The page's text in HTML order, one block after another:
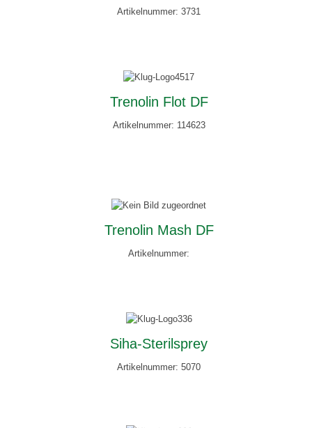
Artikelnummer: 3731
Trenolin Flot DF
Artikelnummer: 114623
Trenolin Mash DF
Artikelnummer:
Siha-Sterilsprey
Artikelnummer: 5070